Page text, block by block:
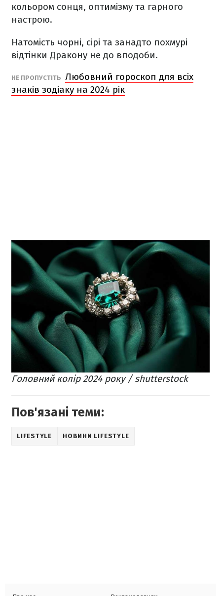
кольором сонця, оптимізму та гарного
настрою.
Натомість чорні, сірі та занадто похмурі
відтінки Дракону не до вподоби.
НЕ ПРОПУСТІТЬ Любовний гороскоп для всіх
знаків зодіаку на 2024 рік
Головний колір 2024 року / shutterstock
Пов'язані теми:
LIFESTYLE НОВИНИ LIFESTYLE